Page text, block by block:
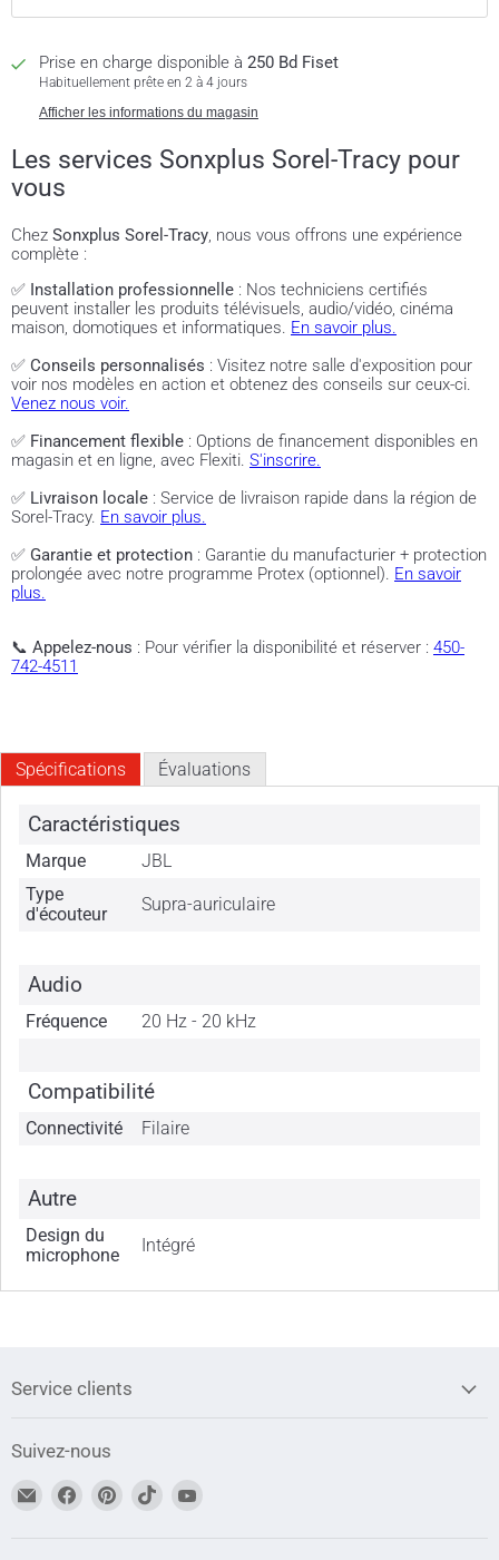
Prise en charge disponible à 250 Bd Fiset
Habituellement prête en 2 à 4 jours
Afficher les informations du magasin
Les services Sonxplus Sorel-Tracy pour
vous
Chez Sonxplus Sorel-Tracy, nous vous offrons une expérience
complète :
✅ Installation professionnelle : Nos techniciens certifiés
peuvent installer les produits télévisuels, audio/vidéo, cinéma
maison, domotiques et informatiques. En savoir plus.
✅ Conseils personnalisés : Visitez notre salle d'exposition pour
voir nos modèles en action et obtenez des conseils sur ceux-ci.
Venez nous voir.
✅ Financement flexible : Options de financement disponibles en
magasin et en ligne, avec Flexiti. S'inscrire.
✅ Livraison locale : Service de livraison rapide dans la région de
Sorel-Tracy. En savoir plus.
✅ Garantie et protection : Garantie du manufacturier + protection
prolongée avec notre programme Protex (optionnel). En savoir
plus.
📞 Appelez-nous : Pour vérifier la disponibilité et réserver : 450-
742-4511
Spécifications Évaluations
Caractéristiques
Marque
JBL
Type
d'écouteur
Supra-auriculaire
Audio
Fréquence 20 Hz - 20 kHz
Compatibilité
Connectivité Filaire
Autre
Design du
microphone
Intégré
Service clients
Suivez-nous
Trouvez-Trouvez-Trouvez-Trouvez-